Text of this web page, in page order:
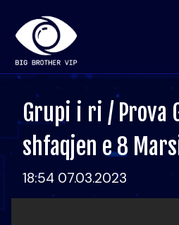
Grupi i ri / Prova
shfaqjen e 8
18:54 07.03.2023